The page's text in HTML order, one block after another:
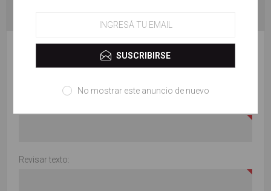
ESCRIBE TU PROPIO COMENTARIO
Revisar texto:
SUSCRIBIRSE
No mostrar este anuncio de nuevo